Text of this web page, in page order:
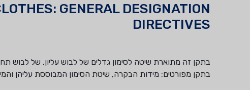
GENERAL DESIGNATION
DIRECTIVES
בתקן זה מתוארת שיטה לסימון גדלים של לבוש עליון, של לבוש
בתקן מפורטים: מידות הבקרה, שיטת הסימון המבוססת עליהן